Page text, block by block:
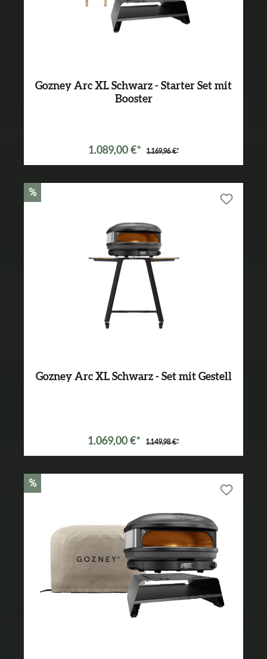
Gozney Arc XL Schwarz - Starter Set mit
Booster
1.089,00 €* 1.169,96 €*
%
Gozney Arc XL Schwarz - Set mit Gestell
1.069,00 €* 1.149,98 €*
%